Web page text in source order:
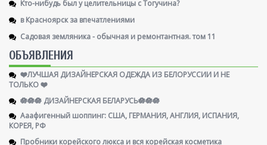
Кто-нибудь был у целительницы с Тогучина?
в Красноярск за впечатлениями
Садовая земляника - обычная и ремонтантная. том 11
ОБЪЯВЛЕНИЯ
❤️ЛУЧШАЯ ДИЗАЙНЕРСКАЯ ОДЕЖДА ИЗ БЕЛОРУССИИ И НЕ
ТОЛЬКО ❤️
🪷🪷🪷 ДИЗАЙНЕРСКАЯ БЕЛАРУСЬ🪷🪷🪷
Ааафигенный шоппинг: США, ГЕРМАНИЯ, АНГЛИЯ, ИСПАНИЯ,
КОРЕЯ, РФ
Пробники корейского люкса и вся корейская косметика